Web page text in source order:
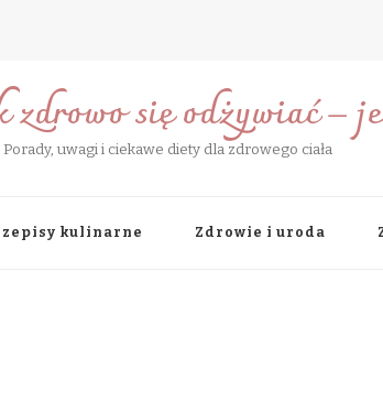
się odżywiać –
Porady, uwagi i ciekawe diety dla zdrowego ciała
kulinarne Zdrowie i uroda